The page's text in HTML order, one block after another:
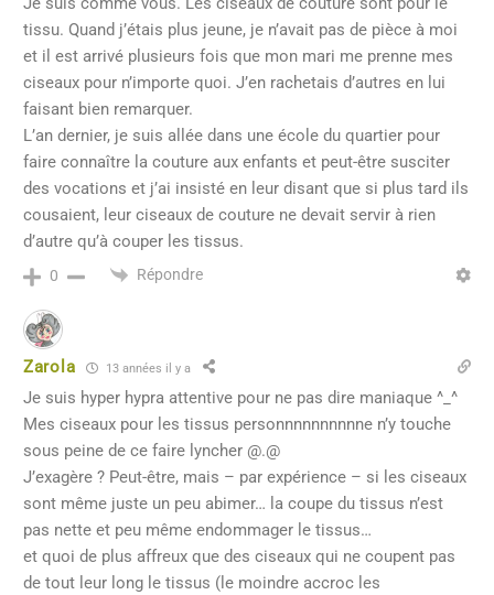
tissu. Quand j’étais plus jeune, je n’avait pas de pièce à moi
et il est arrivé plusieurs fois que mon mari me prenne mes
ciseaux pour n’importe quoi. J’en rachetais d’autres en lui
faisant bien remarquer.
L’an dernier, je suis allée dans une école du quartier pour
faire connaître la couture aux enfants et peut-être susciter
des vocations et j’ai insisté en leur disant que si plus tard ils
cousaient, leur ciseaux de couture ne devait servir à rien
d’autre qu’à couper les tissus.
0 Répondre
Zarola 13 années il y a
Je suis hyper hypra attentive pour ne pas dire maniaque ^_^
Mes ciseaux pour les tissus personnnnnnnnnne n’y touche
sous peine de ce faire lyncher @.@
J’exagère ? Peut-être, mais – par expérience – si les ciseaux
sont même juste un peu abimer… la coupe du tissus n’est
pas nette et peu même endommager le tissus…
et quoi de plus affreux que des ciseaux qui ne coupent pas
de tout leur long le tissus (le moindre accroc les